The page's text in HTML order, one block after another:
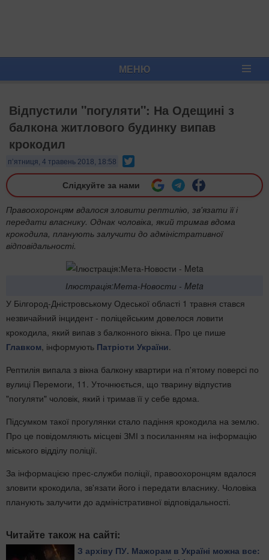
МЕНЮ
Відпустили "погуляти": На Одещині з
балкона житлового будинку випав
крокодил
п’ятниця, 4 травень 2018, 18:58
Слідкуйте за нами
Правоохоронцям вдалося зловити рептилію, зв'язати її і
передати власнику. Однак чоловіка, який тримав вдома
крокодила, планують залучити до адміністративної
відповідальності.
Ілюстрація:Мета-Новости - Meta
У Білгород-Дністровському Одеської області 1 травня стався
незвичайний інцидент - поліцейським довелося ловити
крокодила, який випав з балконного вікна. Про це пише
Главком, інформують Патріоти України.
Рептилія випала з вікна балкону квартири на п'ятому поверсі по
вулиці Перемоги, 11. Уточнюється, що тварину відпустив
"погуляти" чоловік, який і тримав її у себе вдома.
Підсумком такої прогулянки стало падіння крокодила на землю.
Про це повідомляють місцеві ЗМІ з посиланням на інформацію
міського відділу поліції.
За інформацією прес-служби поліції, правоохоронцям вдалося
зловити крокодила, зв'язати його і передати власнику. Чоловіка
планують залучити до адміністративної відповідальності.
Читайте також на сайті:
З архіву ПУ. Мажорам в Україні можна все: